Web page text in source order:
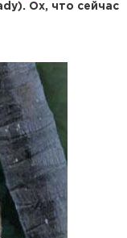
. Ох, что сейчас